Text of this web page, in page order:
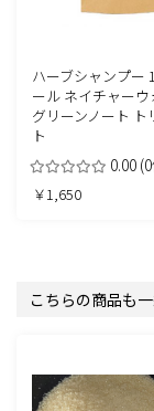
ハーブシャンプー
ール ネイチャーウ
グリーンノート ト
ト
0.00
￥1,650
こちらの商品も